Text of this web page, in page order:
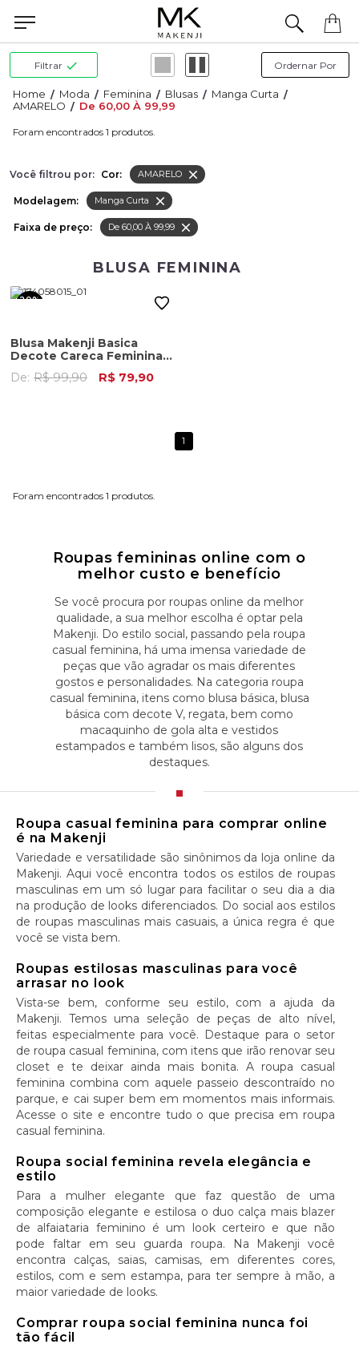
Filtrar
Moda Feminina Blusas
Manga Curta
AMARELO
De 60,00 À 99,99
1
Você filtrou por: Cor: AMARELO
Modelagem: Manga Curta
Faixa de preço: De 60,00 À 99,99
BLUSA FEMININA
20%
Blusa Makenji Basica
Decote Careca Feminina
Amarelo Claro
De: R$ 99,90 R$ 79,90
1
1
Roupas femininas online com o
melhor custo e benefício
Se você procura por roupas online da melhor
qualidade, a sua melhor escolha é optar pela
Makenji. Do estilo social, passando pela roupa
casual feminina, há uma imensa variedade de
peças que vão agradar os mais diferentes
gostos e personalidades. Na categoria roupa
casual feminina, itens como blusa básica, blusa
básica com decote V, regata, bem como
macaquinho de gola alta e vestidos
estampados e também lisos, são alguns dos
destaques.
Roupa casual feminina para comprar online
é na Makenji
Variedade e versatilidade são sinônimos da loja online da
Makenji. Aqui você encontra todos os estilos de roupas
masculinas em um só lugar para facilitar o seu dia a dia
na produção de looks diferenciados. Do social aos estilos
de roupas masculinas mais casuais, a única regra é que
você se vista bem.
Roupas estilosas masculinas para você
arrasar no look
Vista-se bem, conforme seu estilo, com a ajuda da
Makenji. Temos uma seleção de peças de alto nível,
feitas especialmente para você. Destaque para o setor
de roupa casual feminina, com itens que irão renovar seu
closet e te deixar ainda mais bonita. A roupa casual
feminina combina com aquele passeio descontraído no
parque, e cai super bem em momentos mais informais.
Acesse o site e encontre tudo o que precisa em roupa
casual feminina.
Roupa social feminina revela elegância e
estilo
Para a mulher elegante que faz questão de uma
composição elegante e estilosa o duo calça mais blazer
de alfaiataria feminino é um look certeiro e que não
pode faltar em seu guarda roupa. Na Makenji você
encontra calças, saias, camisas, em diferentes cores,
estilos, com e sem estampa, para ter sempre à mão, a
maior variedade de looks.
Comprar roupa social feminina nunca foi
tão fácil